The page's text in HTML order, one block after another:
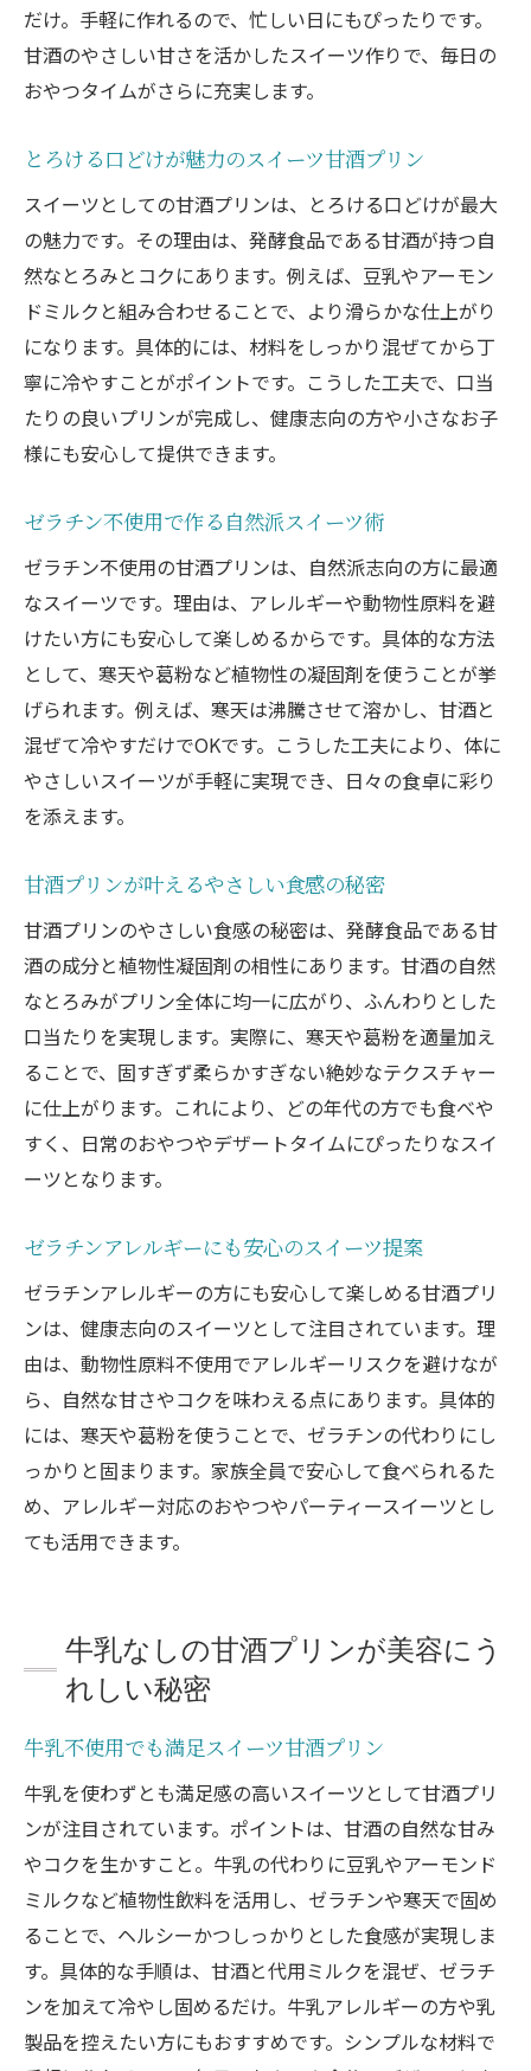
だけ。手軽に作れるので、忙しい日にもぴったりです。
甘酒のやさしい甘さを活かしたスイーツ作りで、毎日の
おやつタイムがさらに充実します。
とろける口どけが魅力のスイーツ甘酒プリン
スイーツとしての甘酒プリンは、とろける口どけが最大
の魅力です。その理由は、発酵食品である甘酒が持つ自
然なとろみとコクにあります。例えば、豆乳やアーモン
ドミルクと組み合わせることで、より滑らかな仕上がり
になります。具体的には、材料をしっかり混ぜてから丁
寧に冷やすことがポイントです。こうした工夫で、口当
たりの良いプリンが完成し、健康志向の方や小さなお子
様にも安心して提供できます。
ゼラチン不使用で作る自然派スイーツ術
ゼラチン不使用の甘酒プリンは、自然派志向の方に最適
なスイーツです。理由は、アレルギーや動物性原料を避
けたい方にも安心して楽しめるからです。具体的な方法
として、寒天や葛粉など植物性の凝固剤を使うことが挙
げられます。例えば、寒天は沸騰させて溶かし、甘酒と
混ぜて冷やすだけでOKです。こうした工夫により、体に
やさしいスイーツが手軽に実現でき、日々の食卓に彩り
を添えます。
甘酒プリンが叶えるやさしい食感の秘密
甘酒プリンのやさしい食感の秘密は、発酵食品である甘
酒の成分と植物性凝固剤の相性にあります。甘酒の自然
なとろみがプリン全体に均一に広がり、ふんわりとした
口当たりを実現します。実際に、寒天や葛粉を適量加え
ることで、固すぎず柔らかすぎない絶妙なテクスチャー
に仕上がります。これにより、どの年代の方でも食べや
すく、日常のおやつやデザートタイムにぴったりなスイ
ーツとなります。
ゼラチンアレルギーにも安心のスイーツ提案
ゼラチンアレルギーの方にも安心して楽しめる甘酒プリ
ンは、健康志向のスイーツとして注目されています。理
由は、動物性原料不使用でアレルギーリスクを避けなが
ら、自然な甘さやコクを味わえる点にあります。具体的
には、寒天や葛粉を使うことで、ゼラチンの代わりにし
っかりと固まります。家族全員で安心して食べられるた
め、アレルギー対応のおやつやパーティースイーツとし
ても活用できます。
牛乳なしの甘酒プリンが美容にう
れしい秘密
牛乳不使用でも満足スイーツ甘酒プリン
牛乳を使わずとも満足感の高いスイーツとして甘酒プリ
ンが注目されています。ポイントは、甘酒の自然な甘み
やコクを生かすこと。牛乳の代わりに豆乳やアーモンド
ミルクなど植物性飲料を活用し、ゼラチンや寒天で固め
ることで、ヘルシーかつしっかりとした食感が実現しま
す。具体的な手順は、甘酒と代用ミルクを混ぜ、ゼラチ
ンを加えて冷やし固めるだけ。牛乳アレルギーの方や乳
製品を控えたい方にもおすすめです。シンプルな材料で